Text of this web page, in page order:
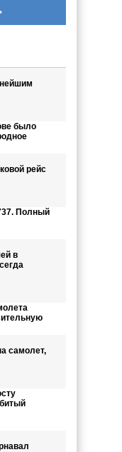
было
рейс
Полный
в
самолет,